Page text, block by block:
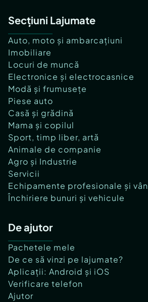
Secțiuni Lajumate
Auto, moto și ambarcațiuni
Imobiliare
Locuri de muncă
Electronice și electrocasnice
Modă și frumusețe
Piese auto
Casă și grădină
Mama și copilul
Sport, timp liber, artă
Animale de companie
Agro și Industrie
Servicii
Echipamente profesionale și
Închiriere bunuri și vehicule
De ajutor
Pachetele mele
De ce să vinzi pe lajumate?
Aplicații: Android și iOS
Verificare telefon
Ajutor